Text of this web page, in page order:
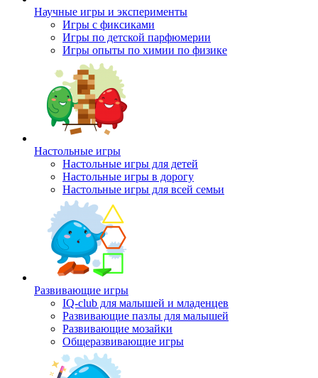
Научные игры и эксперименты
Игры с фиксиками
Игры по детской парфюмерии
Игры опыты по химии по физике
Настольные игры
Настольные игры для детей
Настольные игры в дорогу
Настольные игры для всей семьи
Развивающие игры
IQ-club для малышей и младенцев
Развивающие пазлы для малышей
Развивающие мозайки
Общеразвивающие игры